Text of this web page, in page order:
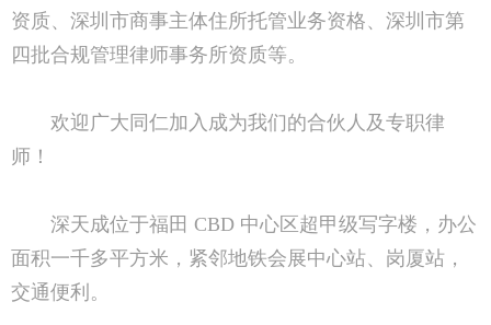
资质、深圳市商事主体住所托管业务资格、深圳市第
四批合规管理律师事务所资质等。
欢迎广大同仁加入成为我们的合伙人及专职律
师！
深天成位于福田 CBD 中心区超甲级写字楼，办公
面积一千多平方米，紧邻地铁会展中心站、岗厦站，
交通便利。